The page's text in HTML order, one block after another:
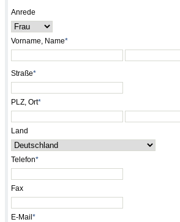
Anrede
Vorname, Name*
Straße*
PLZ, Ort*
Land
Telefon*
Fax
E-Mail *